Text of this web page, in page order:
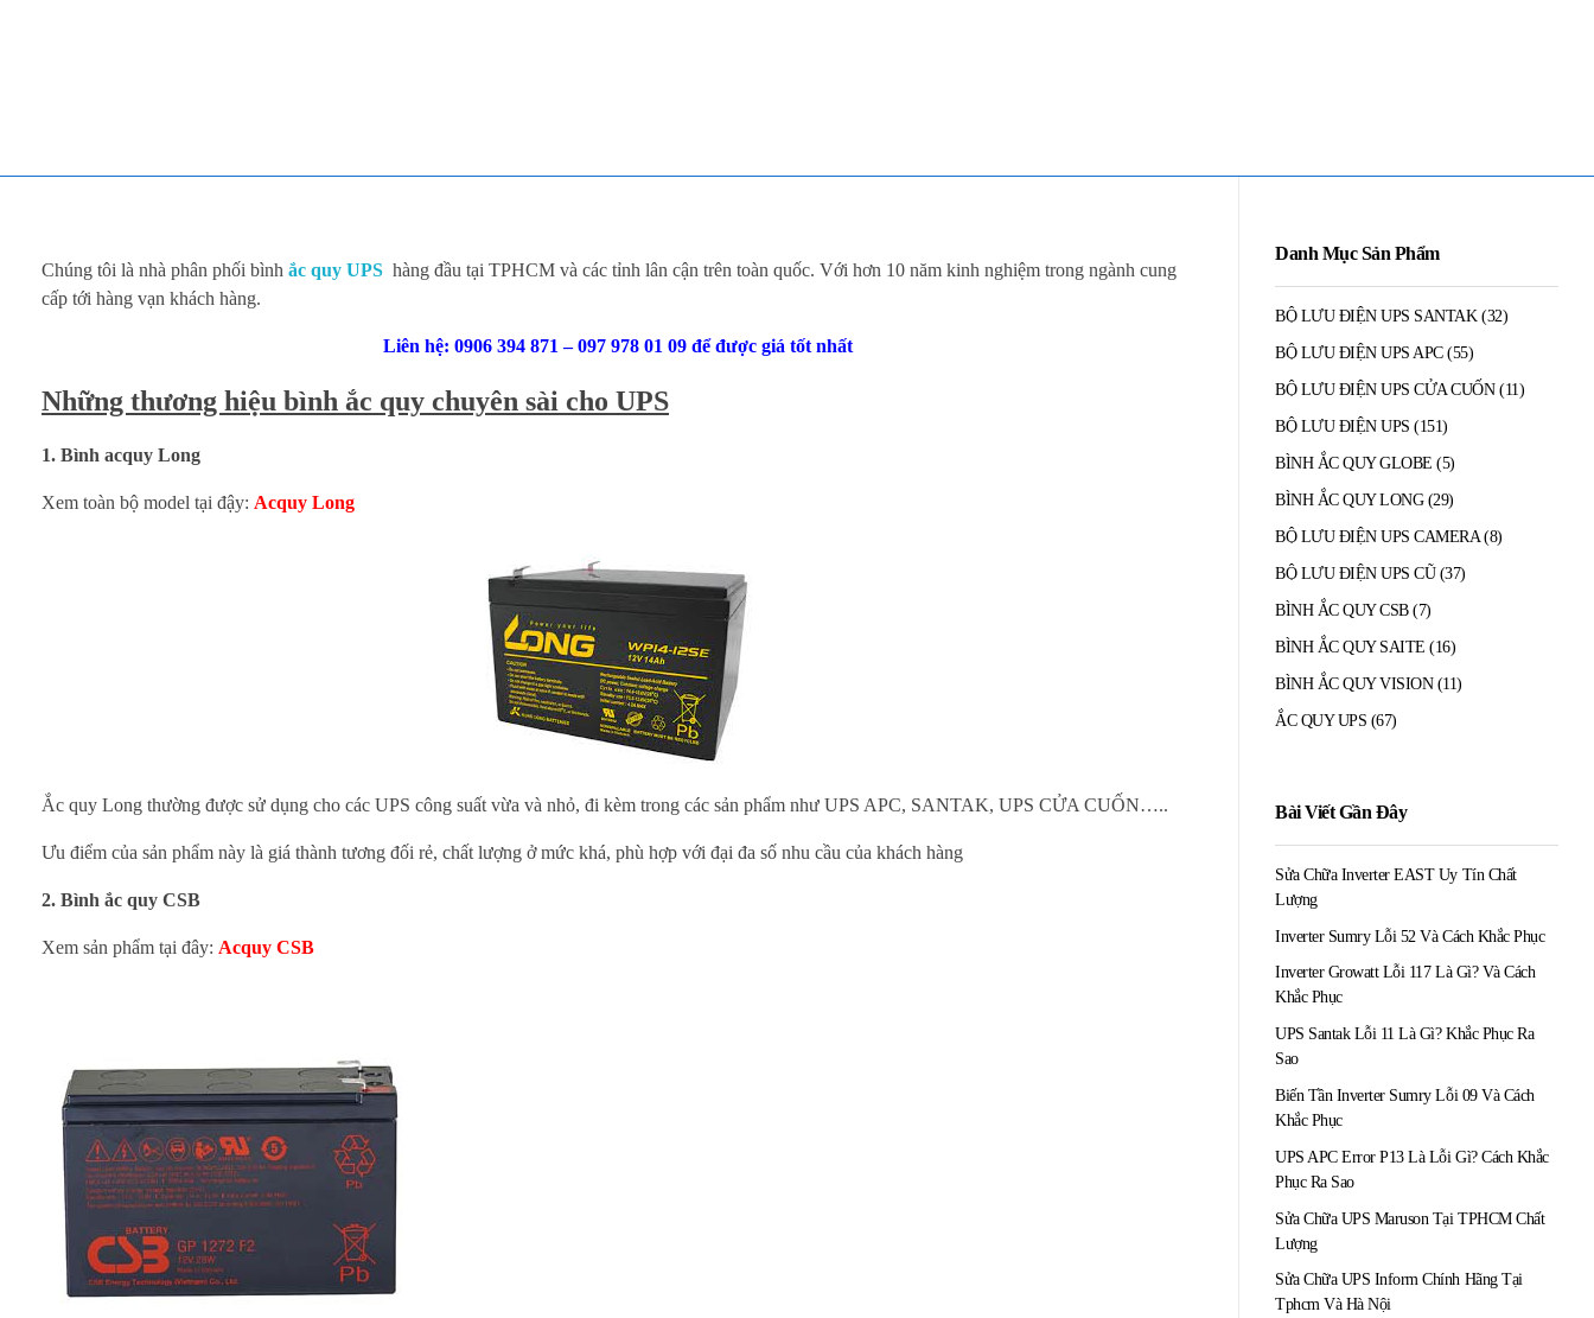
Đ
ạ
l
ý
b
h
Ắ
c
Q
U
Chúng tôi là nhà phân phối bình ắc quy UPS hàng đầu tại TPHCM và các tỉnh lân cận trên toàn quốc. Với hơn 10 năm kinh nghiệm trong ngành cung
cấp tới hàng vạn khách hàng.
Liên hệ: 0906 394 871 – 097 978 01 09 để được giá tốt nhất
Những thương hiệu bình ắc quy chuyên sài cho UPS
1. Bình acquy Long
Xem toàn bộ model tại đậy: Acquy Long
Ắc quy Long thường được sử dụng cho các UPS công suất vừa và nhỏ, đi kèm trong các sản phẩm như UPS APC, SANTAK, UPS CỬA CUỐN…..
Ưu điểm của sản phẩm này là giá thành tương đối rẻ, chất lượng ở mức khá, phù hợp với đại đa số nhu cầu của khách hàng
2. Bình ắc quy CSB
Xem sản phẩm tại đây: Acquy CSB
Danh Mục Sản Phẩm
BỘ LƯU ĐIỆN UPS SANTAK (32)
BỘ LƯU ĐIỆN UPS APC (55)
BỘ LƯU ĐIỆN UPS CỬA CUỐN (11)
BỘ LƯU ĐIỆN UPS (151)
BÌNH ẮC QUY GLOBE (5)
BÌNH ẮC QUY LONG (29)
BỘ LƯU ĐIỆN UPS CAMERA (8)
BỘ LƯU ĐIỆN UPS CŨ (37)
BÌNH ẮC QUY CSB (7)
BÌNH ẮC QUY SAITE (16)
BÌNH ẮC QUY VISION (11)
ẮC QUY UPS (67)
Bài Viết Gần Đây
Sửa Chữa Inverter EAST Uy Tín Chất
Lượng
Inverter Sumry Lỗi 52 Và Cách Khắc Phục
Inverter Growatt Lỗi 117 Là Gì? Và Cách
Khắc Phục
UPS Santak Lỗi 11 Là Gì? Khắc Phục Ra
Sao
Biến Tần Inverter Sumry Lỗi 09 Và Cách
Khắc Phục
UPS APC Error P13 Là Lỗi Gì? Cách Khắc
Phục Ra Sao
Sửa Chữa UPS Maruson Tại TPHCM Chất
Lượng
Sửa Chữa UPS Inform Chính Hãng Tại
Tphcm Và Hà Nội